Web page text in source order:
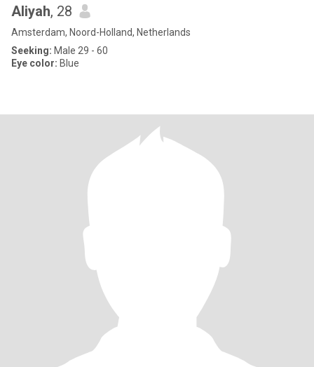
Aliyah, 28
Amsterdam, Noord-Holland, Netherlands
Seeking: Male 29 - 60
Eye color: Blue